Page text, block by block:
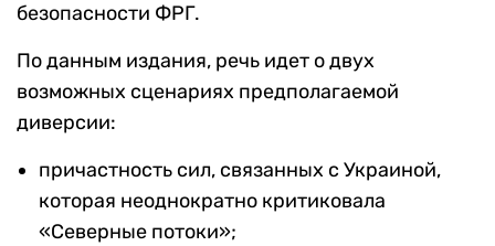
безопасности ФРГ.
По данным издания, речь идет о двух
возможных сценариях предполагаемой
диверсии:
причастность сил, связанных с Украиной,
которая неоднократно критиковала
«Северные потоки»;